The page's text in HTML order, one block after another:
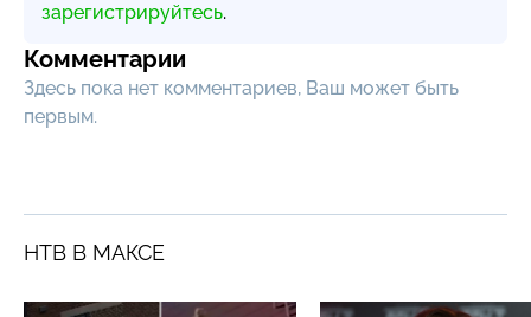
зарегистрируйтесь.
Комментарии
Здесь пока нет комментариев, Ваш может быть
первым.
НТВ В МАКСЕ